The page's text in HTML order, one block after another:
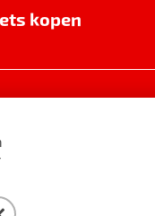
kopen